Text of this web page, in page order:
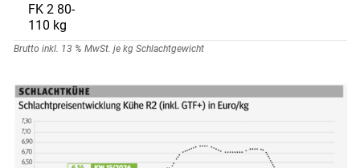
Skip to main content
FK 2 80-
110 kg
Brutto inkl. 13 % MwSt. je kg Schlachtgewicht